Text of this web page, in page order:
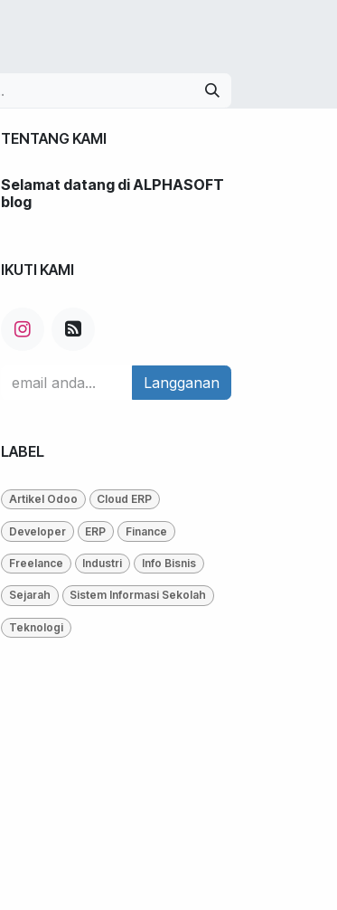
TENTANG KAMI
Selamat datang di ALPHASOFT
blog
IKUTI KAMI
Langganan
LABEL
Artikel Odoo Cloud ERP
Developer ERP Finance
Freelance Industri Info Bisnis
Sejarah Sistem Informasi Sekolah
Teknologi